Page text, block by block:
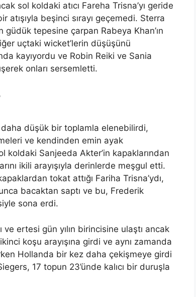
sol koldaki atıcı Fareha Trisna’yı geride
atışıyla beşinci sırayı geçemedi. Sterra
tepesine çarpan Rabeya Khan’ın
uçtaki wicket’lerin düşüşünü
kayıyordu ve Robin Reiki ve Sania
onları sersemletti.
daha düşük bir toplamla elenebilirdi,
ve kendinden emin ayak
koldaki Sanjeeda Akter’in kapaklarından
ikili arayışıyla derinlerde meşgul etti.
tokat attığı Fariha Trisna’ydı,
bacaktan saptı ve bu, Frederik
sona erdi.
ve ertesi gün yılın birincisine ulaştı ancak
koşu arayışına girdi ve aynı zamanda
Hollanda bir kez daha çekişmeye girdi
17 topun 23’ünde kalıcı bir duruşla